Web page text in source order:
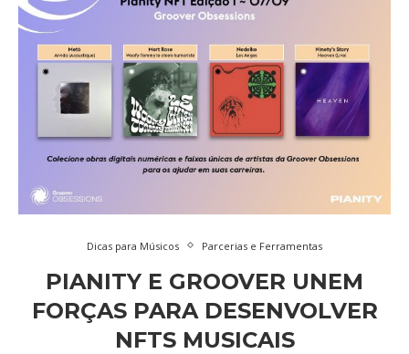
Dicas para Músicos Parcerias e Ferramentas
PIANITY E GROOVER UNEM
FORÇAS PARA DESENVOLVER
NFTS MUSICAIS